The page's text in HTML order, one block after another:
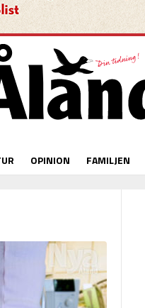
OPINION FAMILJEN